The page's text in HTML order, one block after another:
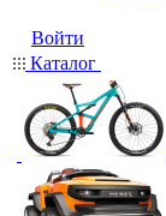
Войти
Каталог